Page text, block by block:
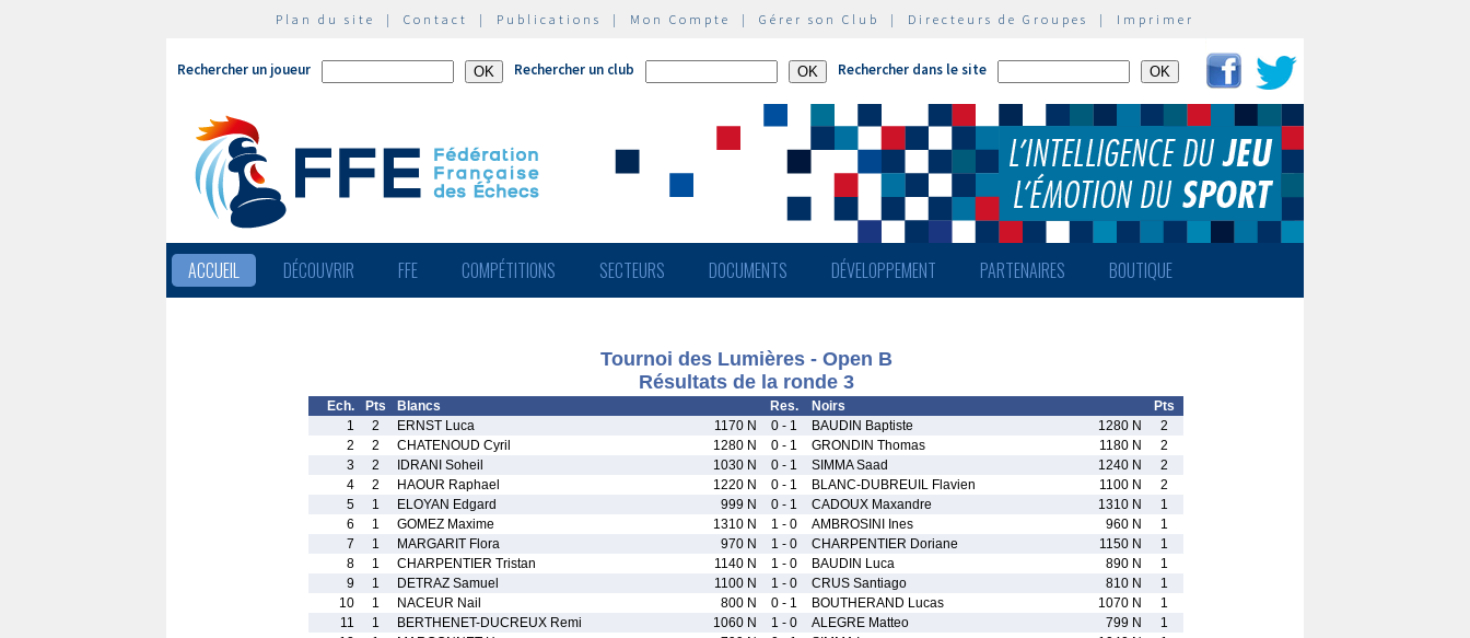
Plan du site | Contact | Publications | Mon Compte | Gérer son Club | Directeurs de Groupes | Imprimer
Rechercher un joueur Rechercher un club Rechercher dans le site
ACCUEIL DÉCOUVRIR FFE COMPÉTITIONS SECTEURS DOCUMENTS DÉVELOPPEMENT PARTENAIRES BOUTIQUE
Tournoi des Lumières - Open B
Résultats de la ronde 3
Ech. Pts Blancs Res. Noirs
Pts
1
2 ERNST Luca 1170 N 0 - 1 BAUDIN Baptiste 1280 N
2
2
2 CHATENOUD Cyril 1280 N 0 - 1 GRONDIN Thomas 1180 N
2
3
2 IDRANI Soheil 1030 N 0 - 1 SIMMA Saad 1240 N
2
4
2 HAOUR Raphael 1220 N 0 - 1 BLANC-DUBREUIL Flavien 1100 N
2
5
1 ELOYAN Edgard 999 N 0 - 1 CADOUX Maxandre 1310 N
1
6
1 GOMEZ Maxime 1310 N 1 - 0 AMBROSINI Ines 960 N
1
7
1 MARGARIT Flora 970 N 1 - 0 CHARPENTIER Doriane 1150 N
1
8
1 CHARPENTIER Tristan 1140 N 1 - 0 BAUDIN Luca 890 N
1
9
1 DETRAZ Samuel 1100 N 1 - 0 CRUS Santiago 810 N
1
10
1 NACEUR Nail 800 N 0 - 1 BOUTHERAND Lucas 1070 N
1
11
1 BERTHENET-DUCREUX Remi 1060 N 1 - 0 ALEGRE Matteo 799 N
1